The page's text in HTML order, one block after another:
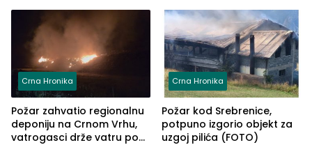
ove godine
Crna Hronika
Požar zahvatio regionalnu
deponiju na Crnom Vrhu,
vatrogasci drže vatru pod
Crna Hronika
Požar kod Srebrenice,
potpuno izgorio objekt za
uzgoj pilića (FOTO)